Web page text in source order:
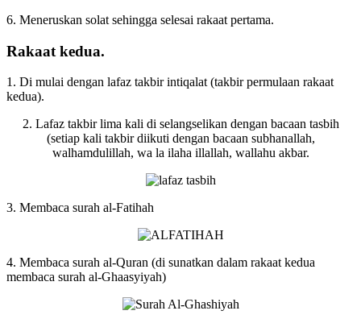
6. Meneruskan solat sehingga selesai rakaat pertama.
Rakaat kedua.
1. Di mulai dengan lafaz takbir intiqalat (takbir permulaan rakaat
kedua).
2. Lafaz takbir lima kali di selangselikan dengan bacaan tasbih
(setiap kali takbir diikuti dengan bacaan subhanallah,
walhamdulillah, wa la ilaha illallah, wallahu akbar.
3. Membaca surah al-Fatihah
4. Membaca surah al-Quran (di sunatkan dalam rakaat kedua
membaca surah al-Ghaasyiyah)